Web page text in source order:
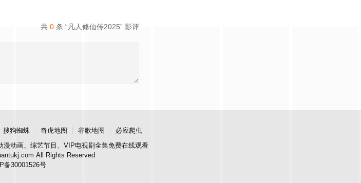
共 0 条 “凡人修仙传2025” 影评
搜狗蜘蛛 奇虎地图 谷歌地图
必应爬虫
漫动画、综艺节目、VIP电视剧全集免费在线观看
All Rights Reserved
备30001526号